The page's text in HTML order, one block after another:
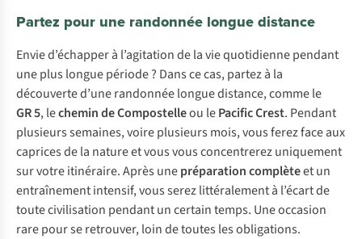
Partez pour une randonnée longue distance
Envie d’échapper à l’agitation de la vie quotidienne pendant
une plus longue période ? Dans ce cas, partez à la
découverte d’une randonnée longue distance, comme le
GR 5, lechemin de Compostelleou lePacific Crest. Pendant
plusieurs semaines, voire plusieurs mois, vous ferez face aux
caprices de la nature et vous vous concentrerez uniquement
sur votre itinéraire. Après unepréparation complèteet un
entraînement intensif, vous serez littéralement à l’écart de
toute civilisation pendant un certain temps. Une occasion
rare pour se retrouver, loin de toutes les obligations.